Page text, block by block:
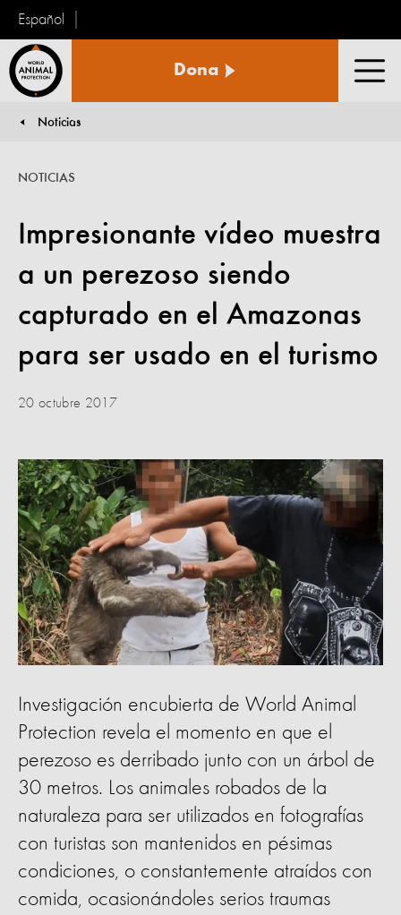
Español
Animal
Dona
Noticias
Impresionante vídeo muestra
a un perezoso siendo
capturado en el Amazonas
para ser usado en el turismo
NOTICIAS
20 octubre 2017
Investigación encubierta de World Animal
Protection revela el momento en que el
perezoso es derribado junto con un árbol de
30 metros. Los animales robados de la
naturaleza para ser utilizados en fotografías
con turistas son mantenidos en pésimas
condiciones, o constantemente atraídos con
comida, ocasionándoles serios traumas